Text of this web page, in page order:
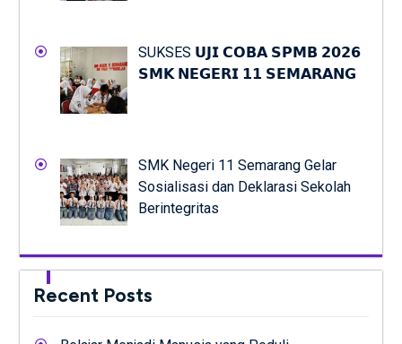
SUKSES 𝗨𝗝𝗜 𝗖𝗢𝗕𝗔 𝗦𝗣𝗠𝗕 𝟮𝟬𝟮𝟲
𝗦𝗠𝗞 𝗡𝗘𝗚𝗘𝗥𝗜 𝟭𝟭 𝗦𝗘𝗠𝗔𝗥𝗔𝗡𝗚
SMK Negeri 11 Semarang Gelar
Sosialisasi dan Deklarasi Sekolah
Berintegritas
Recent Posts